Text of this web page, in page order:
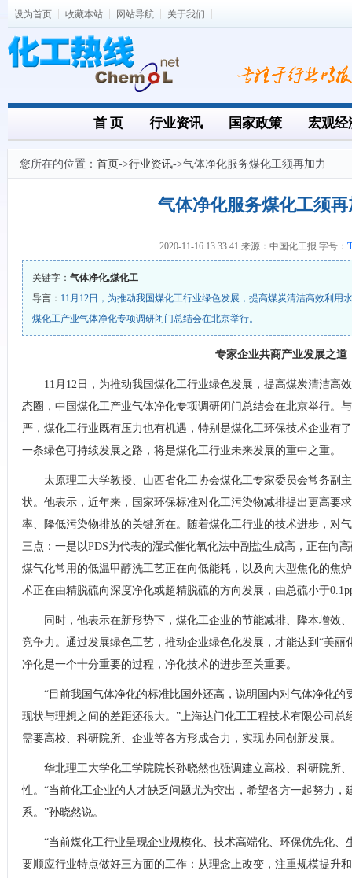
设为首页 收藏本站 网站导航 关于我们
首 页 行业资讯 国家政策 宏观经
您所在的位置： 首页->行业资讯->气体净化服务煤化工须再加力
气体净化服务煤化工须
2020-11-16 13:33:41 来源：中国化工报 字号：
关键字： 气体净化,煤化工
导言： 11月12日，为推动我国煤化工行业绿色发展，提高煤炭清洁高效利用
煤化工产业气体净化专项调研闭门总结会在北京举行。
专家企业共商产业发展之道
11月12日，为推动我国煤化工行业绿色发展，提高煤炭清洁高
态圈，中国煤化工产业气体净化专项调研闭门总结会在北京举行。
严，煤化工行业既有压力也有机遇，特别是煤化工环保技术企业有
一条绿色可持续发展之路，将是煤化工行业未来发展的重中之重。
太原理工大学教授、山西省化工协会煤化工专家委员会常务副
状。他表示，近年来，国家环保标准对化工污染物减排提出更高要
率、降低污染物排放的关键所在。随着煤化工行业的技术进步，对
三点：一是以PDS为代表的湿式催化氧化法中副盐生成高，正在向
煤气化常用的低温甲醇洗工艺正在向低能耗，以及向大型焦化的焦
术正在由精脱硫向深度净化或超精脱硫的方向发展，由总硫小于
同时，他表示在新形势下，煤化工企业的节能减排、降本增效
竞争力。通过发展绿色工艺，推动企业绿色化发展，才能达到“美丽
净化是一个十分重要的过程，净化技术的进步至关重要。
“目前我国气体净化的标准比国外还高，说明国内对气体净化的
现状与理想之间的差距还很大。”上海达门化工工程技术有限公司总
需要高校、科研院所、企业等各方形成合力，实现协同创新发展。
华北理工大学化工学院院长孙晓然也强调建立高校、科研院所
性。“当前化工企业的人才缺乏问题尤为突出，希望各方一起努力，
系。”孙晓然说。
“当前煤化工行业呈现企业规模化、技术高端化、环保优先化、
要顺应行业特点做好三方面的工作：从理念上改变，注重规模提升